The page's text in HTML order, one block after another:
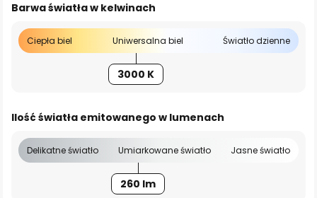
Barwa światła w kelwinach
Ciepła biel Uniwersalna biel Światło dzienne
3000 K
Ilość światła emitowanego w lumenach
Delikatne światło Umiarkowane światło Jasne światło
260 lm